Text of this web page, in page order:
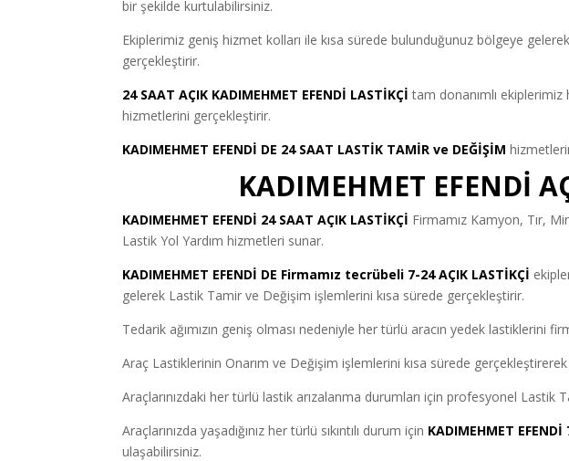
bir şekilde kurtulabilirsiniz.
Ekiplerimiz geniş hizmet kolları ile kısa sürede bulunduğunuz bölgeye
gerçekleştirir.
24 SAAT AÇIK KADIMEHMET EFENDİ LASTİKÇİ tam donanımlı
hizmetlerini gerçekleştirir.
KADIMEHMET EFENDİ DE 24 SAAT LASTİK TAMİR ve DEĞİŞİM
KADIMEHMET EFENDİ
KADIMEHMET EFENDİ 24 SAAT AÇIK LASTİKÇİ Firmamız Kamyon, Tır,
Lastik Yol Yardım hizmetleri sunar.
KADIMEHMET EFENDİ DE Firmamız tecrübeli 7-24 AÇIK LASTİKÇİ
gelerek Lastik Tamir ve Değişim işlemlerini kısa sürede gerçekleştirir.
Tedarik ağımızın geniş olması nedeniyle her türlü aracın yedek lastiklerini
Araç Lastiklerinin Onarım ve Değişim işlemlerini kısa sürede gerçekleştirerek
Araçlarınızdaki her türlü lastik arızalanma durumları için profesyonel
Araçlarınızda yaşadığınız her türlü sıkıntılı durum için KADIMEHMET
ulaşabilirsiniz.